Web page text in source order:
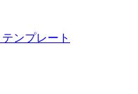
テンプレート